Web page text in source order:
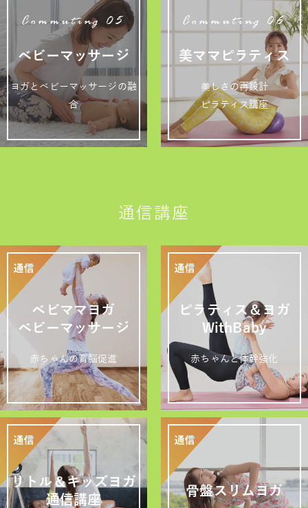
Commuting 05
ベビーマッサージ
ヨガとベビーマッサージの融
合
Commuting 06
美ママピラティス
美しさの再設計
ピラティス講座
通信講座
ベビママヨガ
ベビーマッサージ
赤ちゃんの育脳促進
ピラティス＆ヨガ
WithBaby
赤ちゃんと体幹強化
リトル＆キッズヨガ
通信講座
骨盤スリムヨガ